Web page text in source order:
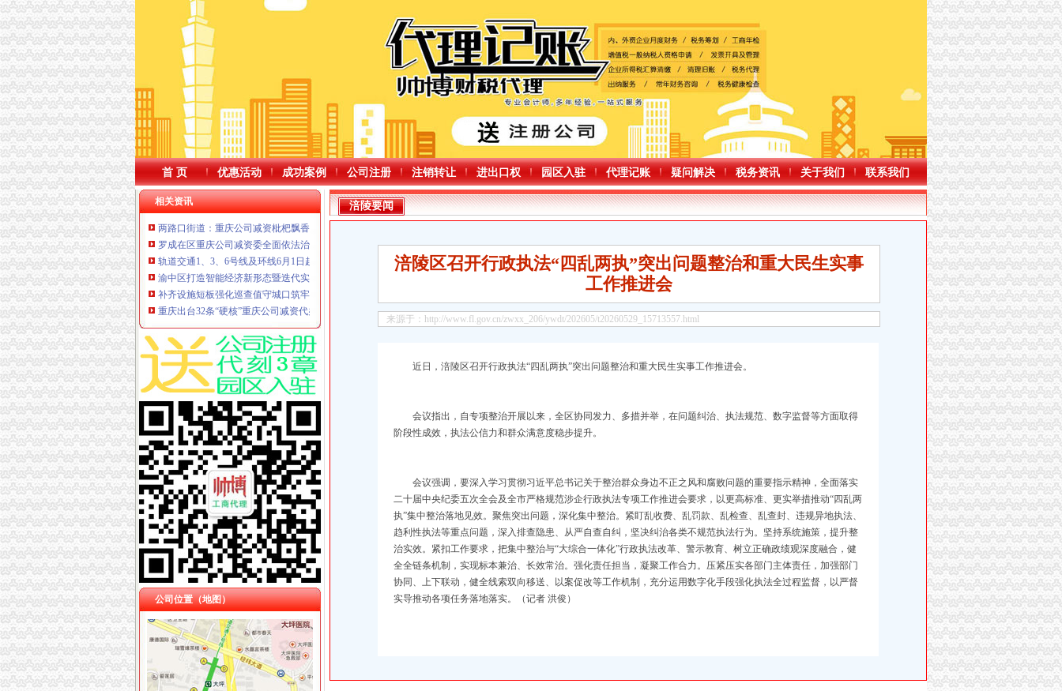
首 页 优惠活动 成功案例 公司注册 注销转让 进出口权 园区入驻 代理记账 疑问解决 税务资讯 关于我们 联系我们
相关资讯
两路口街道：重庆公司减资枇杷飘香迎初夏邻里同乐在社区
罗成在区重庆公司减资委全面依法治区工作会议上强调牢固树立法治思维护航经济社会发展
轨道交通1、3、6号线及环线6月1日起提前半小时开班调整后，重庆公司减资4条线每天将增加载客列车142列次，方便沿线近2万人次出行
渝中区打造智能经济新形态暨迭代实施“满天星”重庆公司减资代办行动计划大会召开谢东出席并讲话
补齐设施短板强化巡查值守城口筑牢养老领域防汛屏障
重庆出台32条“硬核”重庆公司减资代办举措力促经济稳中向好发展
公司位置（地图）
涪陵要闻
涪陵区召开行政执法“四乱两执”突出问题整治和重大民生实事
工作推进会
来源于：http://www.fl.gov.cn/zwxx_206/ywdt/202605/t20260529_15713557.html
近日，涪陵区召开行政执法“四乱两执”突出问题整治和重大民生实事工作推进会。
会议指出，自专项整治开展以来，全区协同发力、多措并举，在问题纠治、执法规范、数字监督等方面取得
阶段性成效，执法公信力和群众满意度稳步提升。
会议强调，要深入学习贯彻习近平总书记关于整治群众身边不正之风和腐败问题的重要指示精神，全面落实
二十届中央纪委五次全会及全市严格规范涉企行政执法专项工作推进会要求，以更高标准、更实举措推动“四乱两
执”集中整治落地见效。聚焦突出问题，深化集中整治。紧盯乱收费、乱罚款、乱检查、乱查封、违规异地执法、
趋利性执法等重点问题，深入排查隐患、从严自查自纠，坚决纠治各类不规范执法行为。坚持系统施策，提升整
治实效。紧扣工作要求，把集中整治与“大综合一体化”行政执法改革、警示教育、树立正确政绩观深度融合，健
全全链条机制，实现标本兼治、长效常治。强化责任担当，凝聚工作合力。压紧压实各部门主体责任，加强部门
协同、上下联动，健全线索双向移送、以案促改等工作机制，充分运用数字化手段强化执法全过程监督，以严督
实导推动各项任务落地落实。（记者 洪俊）